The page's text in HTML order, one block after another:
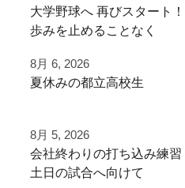
⁡大学野球へ⁡ 再びスタート！⁡
⁡⁡歩みを止めることなく⁡
⁡頑張って
⁡#甲子園 #甲子園の夏 高校
少年野球の父 少年野球の母
アーチスト ホームラン ホ
8月 6, 2026
夏休みの都立高校生
早速秋に向けた自主練
ご利用ありがとうございま
8月 5, 2026
⁡会社終わりの打ち込み⁡練習⁡
⁡土日の試合へ向けて⁡